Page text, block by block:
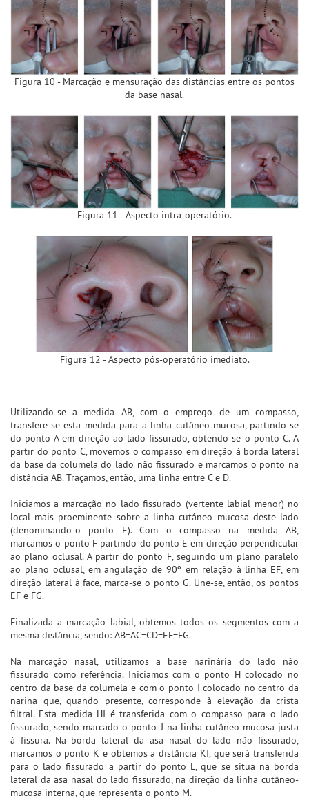
Figura 10 - Marcação e mensuração das distâncias entre os pontos
da base nasal.
Figura 11 - Aspecto intra-operatório.
Figura 12 - Aspecto pós-operatório imediato.
Utilizando-se a medida AB, com o emprego de um compasso,
transfere-se esta medida para a linha cutâneo-mucosa, partindo-se
do ponto A em direção ao lado fissurado, obtendo-se o ponto C. A
partir do ponto C, movemos o compasso em direção à borda lateral
da base da columela do lado não fissurado e marcamos o ponto na
distância AB. Traçamos, então, uma linha entre C e D.
Iniciamos a marcação no lado fissurado (vertente labial menor) no
local mais proeminente sobre a linha cutâneo mucosa deste lado
(denominando-o ponto E). Com o compasso na medida AB,
marcamos o ponto F partindo do ponto E em direção perpendicular
ao plano oclusal. A partir do ponto F, seguindo um plano paralelo
ao plano oclusal, em angulação de 90º em relação à linha EF, em
direção lateral à face, marca-se o ponto G. Une-se, então, os pontos
EF e FG.
Finalizada a marcação labial, obtemos todos os segmentos com a
mesma distância, sendo: AB=AC=CD=EF=FG.
Na marcação nasal, utilizamos a base narinária do lado não
fissurado como referência. Iniciamos com o ponto H colocado no
centro da base da columela e com o ponto I colocado no centro da
narina que, quando presente, corresponde à elevação da crista
filtral. Esta medida HI é transferida com o compasso para o lado
fissurado, sendo marcado o ponto J na linha cutâneo-mucosa justa
à fissura. Na borda lateral da asa nasal do lado não fissurado,
marcamos o ponto K e obtemos a distância KI, que será transferida
para o lado fissurado a partir do ponto L, que se situa na borda
lateral da asa nasal do lado fissurado, na direção da linha cutâneo-
mucosa interna, que representa o ponto M.